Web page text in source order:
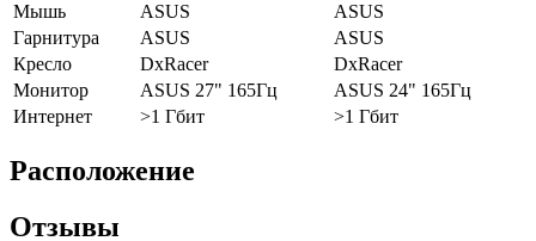
Мышь
ASUS
ASUS
Гарнитура
ASUS
ASUS
Кресло
DxRacer
DxRacer
Монитор
ASUS 27" 165Гц
ASUS 24" 165Гц
Интернет
>1 Гбит >1 Гбит
Расположение
Отзывы